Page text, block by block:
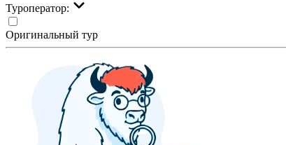
Туроператор:
Оригинальный тур